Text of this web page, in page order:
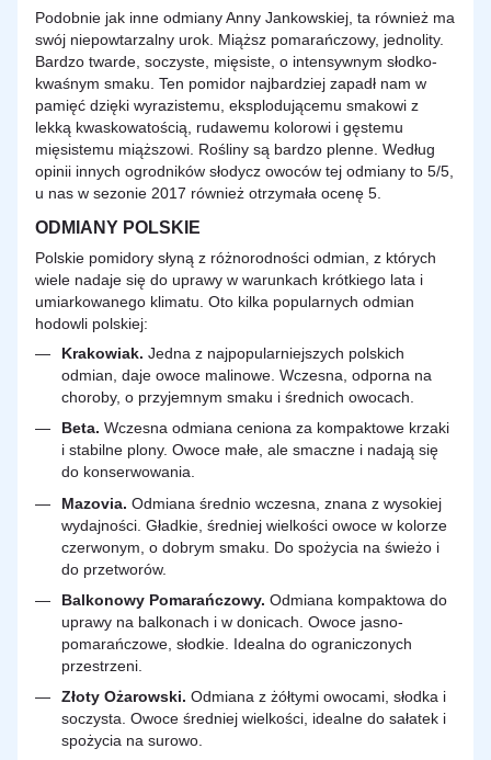
Podobnie jak inne odmiany Anny Jankowskiej, ta również ma
swój niepowtarzalny urok. Miąższ pomarańczowy, jednolity.
Bardzo twarde, soczyste, mięsiste, o intensywnym słodko-
kwaśnym smaku. Ten pomidor najbardziej zapadł nam w
pamięć dzięki wyrazistemu, eksplodującemu smakowi z
lekką kwaskowatością, rudawemu kolorowi i gęstemu
mięsistemu miąższowi. Rośliny są bardzo plenne. Według
opinii innych ogrodników słodycz owoców tej odmiany to 5/5,
u nas w sezonie 2017 również otrzymała ocenę 5.
ODMIANY POLSKIE
Polskie pomidory słyną z różnorodności odmian, z których
wiele nadaje się do uprawy w warunkach krótkiego lata i
umiarkowanego klimatu. Oto kilka popularnych odmian
hodowli polskiej:
Krakowiak. Jedna z najpopularniejszych polskich
odmian, daje owoce malinowe. Wczesna, odporna na
choroby, o przyjemnym smaku i średnich owocach.
Beta. Wczesna odmiana ceniona za kompaktowe krzaki
i stabilne plony. Owoce małe, ale smaczne i nadają się
do konserwowania.
Mazovia. Odmiana średnio wczesna, znana z wysokiej
wydajności. Gładkie, średniej wielkości owoce w kolorze
czerwonym, o dobrym smaku. Do spożycia na świeżo i
do przetworów.
Balkonowy Pomarańczowy. Odmiana kompaktowa do
uprawy na balkonach i w donicach. Owoce jasno-
pomarańczowe, słodkie. Idealna do ograniczonych
przestrzeni.
Złoty Ożarowski. Odmiana z żółtymi owocami, słodka i
soczysta. Owoce średniej wielkości, idealne do sałatek i
spożycia na surowo.